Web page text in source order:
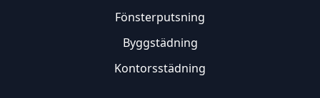
Fönsterputsning
Byggstädning
Kontorsstädning